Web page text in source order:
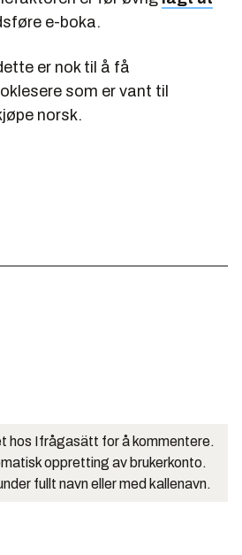
e-boka.
er nok til å få
som er vant til
norsk.
hos Ifrågasätt for å kommentere.
oppretting av brukerkonto.
fullt navn eller med kallenavn.